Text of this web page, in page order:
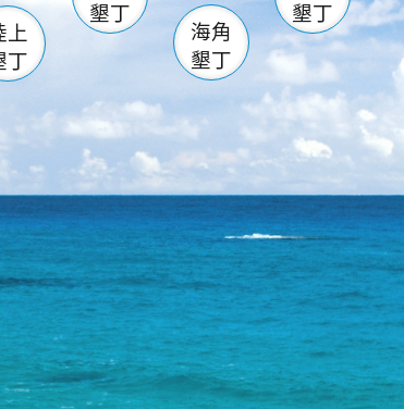
上
丁
墾丁
海角
墾丁
墾丁